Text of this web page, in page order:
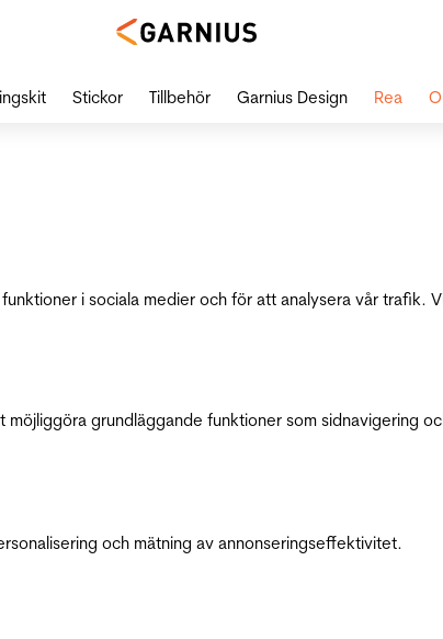
i sociala medier och för att analysera vår trafik.
grundläggande funktioner som sidnavigering
och mätning av annonseringseffektivitet.
Stickor Tillbehör Garnius Design Rea